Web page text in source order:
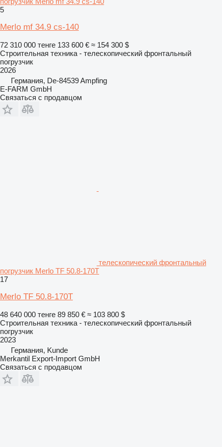
5
Merlo mf 34.9 cs-140
72 310 000 тенге 133 600 € ≈ 154 300 $
Строительная техника - телескопический фронтальный
погрузчик
2026
Германия, De-84539 Ampfing
E-FARM GmbH
Связаться с продавцом
телескопический фронтальный
погрузчик Merlo TF 50.8-170T
17
Merlo TF 50.8-170T
48 640 000 тенге 89 850 € ≈ 103 800 $
Строительная техника - телескопический фронтальный
погрузчик
2023
Германия, Kunde
Merkantil Export-Import GmbH
Связаться с продавцом